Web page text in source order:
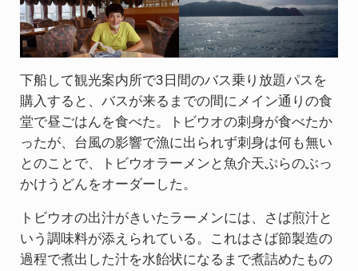
下船して観光案内所で3日間のバス乗り放題パスを
購入すると、バスが来るまでの間にメイン通りの食
堂で昼ごはんを食べた。トビウオの刺身が食べたか
ったが、台風の影響で漁に出られず刺身は何も無い
とのことで、トビウオラーメンと魚介天ぷらのぶっ
かけうどんをオーダーした。
トビウオの出汁がきいたラーメンには、さば煎汁と
いう調味料が添えられている。これはさば節製造の
過程で煮出した汁を水飴状になるまで煮詰めたもの